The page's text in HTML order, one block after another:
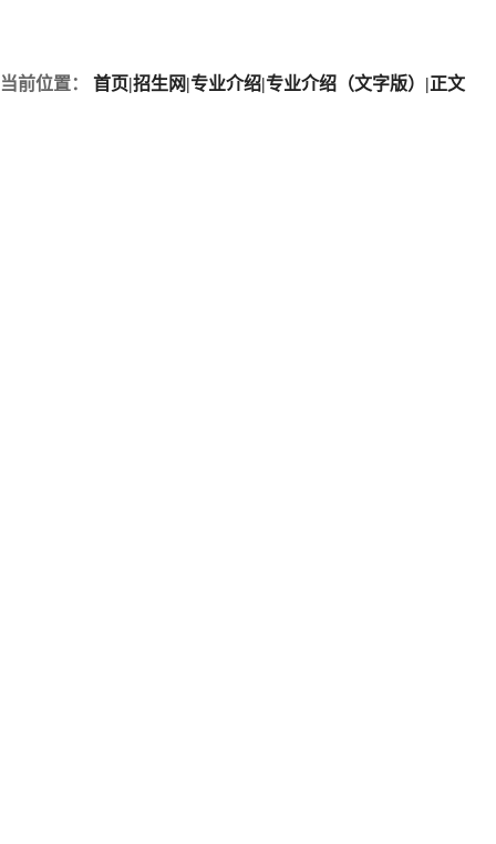
当前位置： 首页|招生网|专业介绍|专业介绍（文字版） |正文